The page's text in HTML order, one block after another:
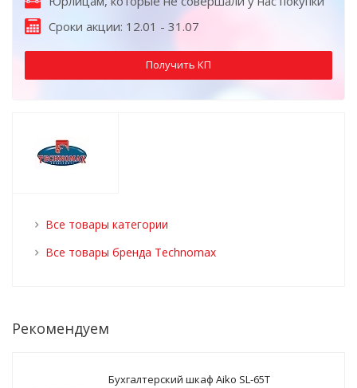
Сроки акции: 12.01 - 31.07
Получить КП
Все товары категории
Все товары бренда Technomax
Рекомендуем
Бухгалтерский шкаф Aiko SL-65Т